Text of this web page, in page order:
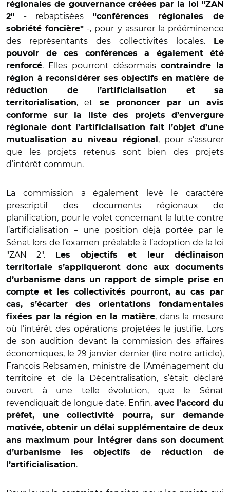
régionales de gouvernance créées par la loi "ZAN
2" - rebaptisées
"conférences régionales de
sobriété foncière" -, pour y assurer la prééminence
des représentants des collectivités locales.
Le
pouvoir de ces conférences a également été
renforcé. Elles pourront désormais contraindre la
région à reconsidérer ses objectifs en matière de
réduction de l’artificialisation et sa
territorialisation, et
se prononcer par un avis
conforme sur la liste des projets d’envergure
régionale dont l’artificialisation fait l’objet d’une
mutualisation au niveau régional , pour s’assurer
que les projets retenus sont bien des projets
d’intérêt commun.
La commission a également levé le caractère
prescriptif des documents régionaux de
planification, pour le volet concernant la lutte contre
l’artificialisation – une position déjà portée par le
Sénat lors de l’examen préalable à l’adoption de la loi
"ZAN 2".
Les objectifs et leur déclinaison
territoriale
s’appliqueront donc aux documents
d’urbanisme dans un rapport de simple prise en
compte et les collectivités pourront, au cas par
cas, s’écarter des orientations fondamentales
fixées par la région en la matière, dans la mesure
où l’intérêt des opérations projetées le justifie. Lors
de son audition devant la commission des affaires
économiques, le 29 janvier dernier (lire notre article),
François Rebsamen, ministre de l’Aménagement du
territoire et de la Décentralisation, s’était déclaré
ouvert à une telle évolution, que le Sénat
revendiquait de longue date. Enfin, avec l’accord du
préfet, une collectivité pourra, sur demande
motivée, obtenir un délai supplémentaire de deux
ans maximum pour intégrer dans son document
d’urbanisme les objectifs de réduction de
l’artificialisation.